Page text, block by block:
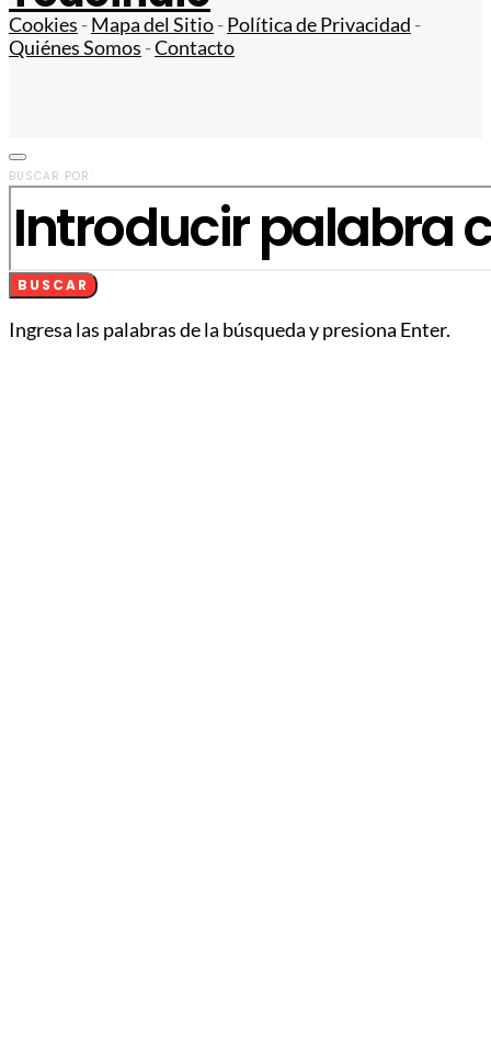
Cookies -Mapa del Sitio-Política de Privacidad -
Quiénes Somos -Contacto
BUSCAR POR:
BUSCAR
Ingresa las palabras de la búsqueda y presiona Enter.